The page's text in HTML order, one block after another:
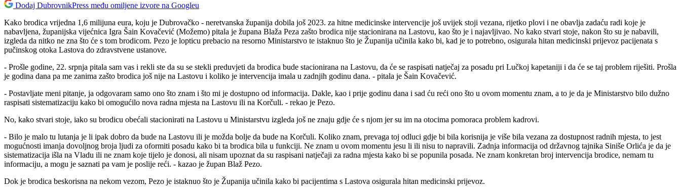
Dodaj DubrovnikPress među omiljene izvore na Googleu
Kako brodica vrijedna 1,6 milijuna eura, koju je Dubrovačko - neretvanska županija dobila još 2023. za hitne medicinske intervencije još uvijek stoji vezana, rijetko plovi i ne obavlja zadaću radi koje je
nabavljena, županijska vijećnica Igra Šain Kovačević (Možemo) pitala je župana Blaža Peza zašto brodica nije stacionirana na Lastovu, kao što je i najavljivao. No kako stvari stoje, nakon što su je nabavili,
izgleda da nitko ne zna što će s tom brodicom. Pezo je lopticu prebacio na resorno Ministarstvo te istaknuo što je Županija učinila kako bi, kad je to potrebno, osigurala hitan medicinski prijevoz pacijenata s
pučinskog otoka Lastova do zdravstvene ustanove.
- Prošle godine, 22. srpnja pitala sam vas i rekli ste da su se stekli preduvjeti da brodica bude stacionirana na Lastovu, da će se raspisati natječaj za posadu pri Lučkoj kapetaniji i da će se taj problem riješiti. Prošla
je godina dana pa me zanima zašto brodica još nije na Lastovu i koliko je intervencija imala u zadnjih godinu dana. - pitala je Šain Kovačević.
- Postavljate meni pitanje, ja odgovaram samo ono što znam i što mi je dostupno od informacija. Dakle, kao i prije godinu dana i sad ću reći ono što u ovom momentu znam, a to je da je Ministarstvo bilo dužno
raspisati sistematizaciju kako bi omogućilo nova radna mjesta na Lastovu ili na Korčuli. - rekao je Pezo.
No, kako stvari stoje, iako su brodicu obećali stacionirati na Lastovu u Ministarstvu izgleda još ne znaju gdje će s njom jer su im na otocima pomoraca problem kadrovi.
- Bilo je malo tu lutanja je li ipak dobro da bude na Lastovu ili je možda bolje da bude na Korčuli. Koliko znam, prevaga toj odluci gdje bi bila korisnija je više bila vezana za dostupnost radnih mjesta, to jest
mogućnosti imanja dovoljnog broja ljudi za oformiti posadu kako bi ta brodica bila u funkciji. Ne znam u ovom momentu jesu li ili nisu to napravili. Zadnja informacija od državnog tajnika Siniše Orlića je da je
sistematizacija išla na Vladu ili ne znam koje tijelo je donosi, ali nisam upoznat da su raspisani natječaji za radna mjesta kako bi se popunila posada. Ne znam konkretan broj intervencija brodice, nemam tu
informaciju, a mogu je saznati pa vam je poslije reći. - kazao je župan Blaž Pezo.
Dok je brodica beskorisna na nekom vezom, Pezo je istaknuo što je Županija učinila kako bi pacijentima s Lastova osigurala hitan medicinski prijevoz.